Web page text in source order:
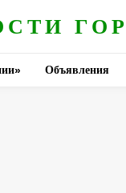
Объявления